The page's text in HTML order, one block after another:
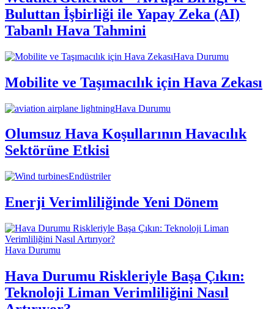
Buluttan İşbirliği ile Yapay Zeka (AI)
Tabanlı Hava Tahmini
Hava Durumu
Mobilite ve Taşımacılık için Hava Zekası
Hava Durumu
Olumsuz Hava Koşullarının Havacılık
Sektörüne Etkisi
Endüstriler
Enerji Verimliliğinde Yeni Dönem
Hava Durumu
Hava Durumu Riskleriyle Başa Çıkın:
Teknoloji Liman Verimliliğini Nasıl